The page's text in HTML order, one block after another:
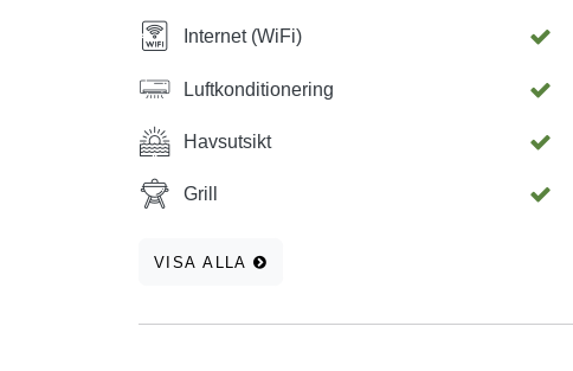
Internet (WiFi)
Luftkonditionering
Havsutsikt
Grill
VISA ALLA